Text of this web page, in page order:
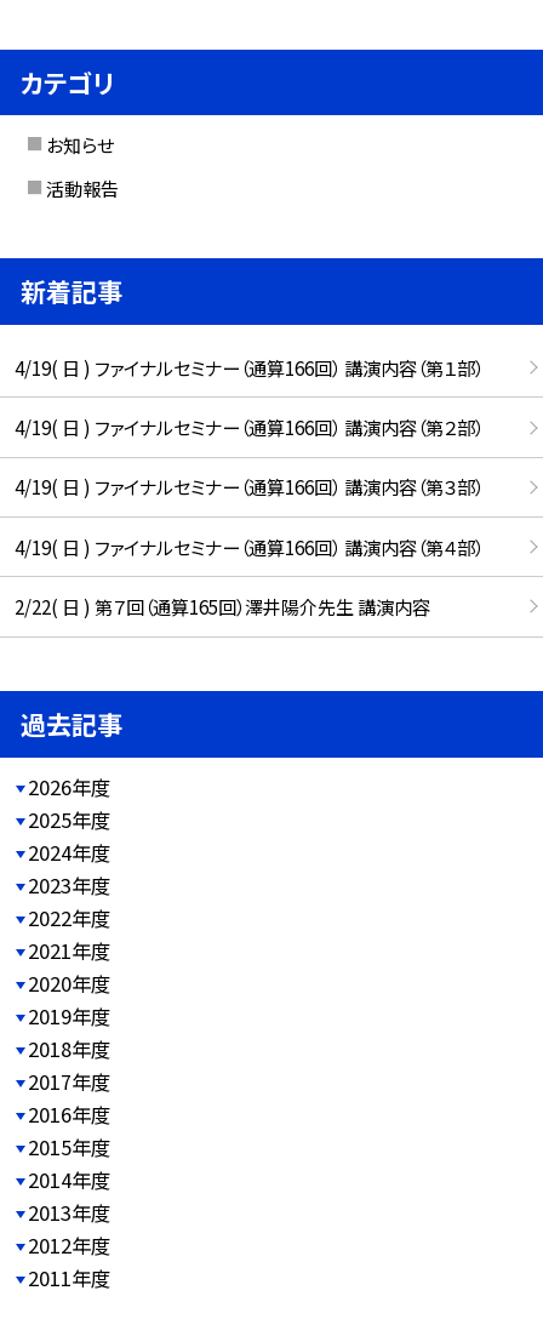
カテゴリ
お知らせ
活動報告
新着記事
4/19( 日 ) ファイナルセミナー（通算166回） 講演内容（第１部）
4/19( 日 ) ファイナルセミナー（通算166回） 講演内容（第２部）
4/19( 日 ) ファイナルセミナー（通算166回） 講演内容（第３部）
4/19( 日 ) ファイナルセミナー（通算166回） 講演内容（第４部）
2/22( 日 ) 第７回（通算165回）澤井陽介先生 講演内容
過去記事
2026年度
2025年度
2024年度
2023年度
2022年度
2021年度
2020年度
2019年度
2018年度
2017年度
2016年度
2015年度
2014年度
2013年度
2012年度
2011年度